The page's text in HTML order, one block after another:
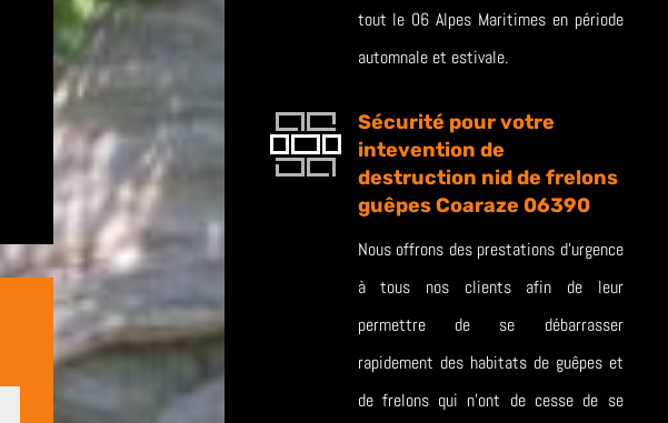
tout le 06 Alpes Maritimes en période
automnale et estivale.
Sécurité pour votre
intevention de
destruction nid de frelons
guêpes Coaraze 06390
Nous offrons des prestations d’urgence
à tous nos clients afin de leur
permettre de se débarrasser
rapidement des habitats de guêpes et
de frelons qui n’ont de cesse de se